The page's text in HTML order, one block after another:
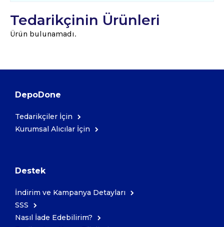
Tedarikçinin Ürünleri
Ürün bulunamadı.
DepoDone
Tedarikçiler İçin
Kurumsal Alıcılar İçin
Destek
İndirim ve Kampanya Detayları
SSS
Nasıl İade Edebilirim?